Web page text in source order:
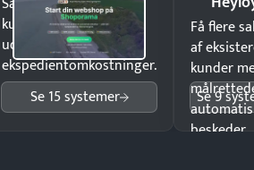
kunder i hele landet
uden
ekspedientomkostninger.
Se 15 systemer
Få flere
af
kunder
beskeder.
Se 9